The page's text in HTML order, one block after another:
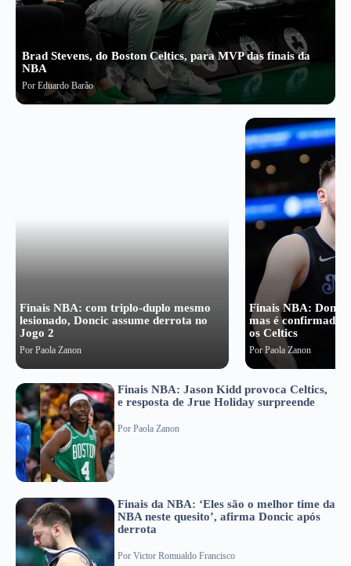
APOSTAS LEGAL
Brad Stevens, do Boston Celtics, para MVP das finais da
NBA
PorEduardo Barão
Finais NBA: com triplo-duplo mesmo
lesionado, Doncic assume derrota no
Jogo 2
PorPaola Zanon
Finais NBA:
mas é confirmado
os Celtics
PorPaola Zanon
Finais NBA: Jason Kidd provoca Celtics,
e resposta de Jrue Holiday surpreende
Por Paola Zanon
Finais da NBA: ‘Eles são o melhor time da
NBA neste quesito’, afirma Doncic após
derrota
Por Victor Romualdo Francisco